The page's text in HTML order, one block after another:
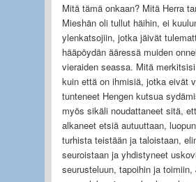
Mitä tämä onkaan? Mitä Herra
Mieshän oli tullut häihin, ei
ylenkatsojiin, jotka jäivät
hääpöydän ääressä muiden
vieraiden seassa. Mitä
kuin että on ihmisiä, jotka eivät
tunteneet Hengen kutsua
myös sikäli noudattaneet sitä,
alkaneet etsiä autuuttaan,
turhista teistään ja taloistaan,
seuroistaan ja yhdistyneet
seurusteluun, tapoihin ja toimiin,